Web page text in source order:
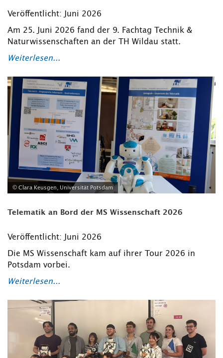
Veröffentlicht: Juni 2026
Am 25. Juni 2026 fand der 9. Fachtag Technik &
Naturwissenschaften an der TH Wildau statt.
Weiterlesen...
© Clara Keusgen, Universität Potsdam
Telematik an Bord der MS Wissenschaft 2026
Veröffentlicht: Juni 2026
Die MS Wissenschaft kam auf ihrer Tour 2026 in
Potsdam vorbei.
Weiterlesen...